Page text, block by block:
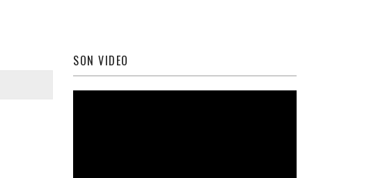
SON VIDEO